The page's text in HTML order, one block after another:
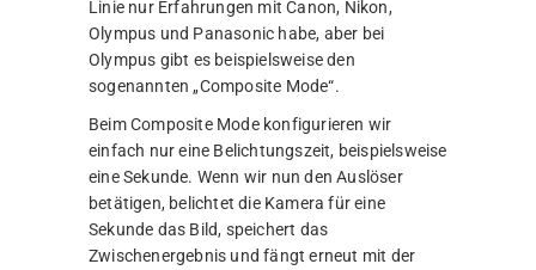
Linie nur Erfahrungen mit Canon, Nikon,
Olympus und Panasonic habe, aber bei
Olympus gibt es beispielsweise den
sogenannten „Composite Mode“.
Beim Composite Mode konfigurieren wir
einfach nur eine Belichtungszeit, beispielsweise
eine Sekunde. Wenn wir nun den Auslöser
betätigen, belichtet die Kamera für eine
Sekunde das Bild, speichert das
Zwischenergebnis und fängt erneut mit der